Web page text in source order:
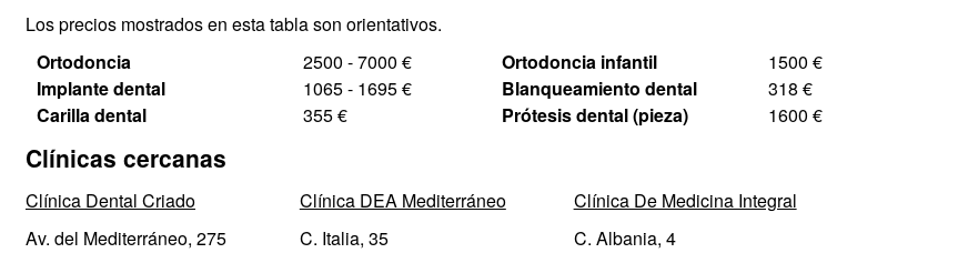
Los precios mostrados en esta tabla son orientativos.
Ortodoncia
2500 - 7000 € Ortodoncia infantil
1500 €
Implante dental
1065 - 1695 € Blanqueamiento dental
318 €
Carilla dental
355 € Prótesis dental (pieza) 1600 €
Clínicas cercanas
Clínica Dental Criado
Av. del Mediterráneo, 275
Clínica DEA Mediterráneo
C. Italia, 35
Clínica De Medicina Integral
C. Albania, 4